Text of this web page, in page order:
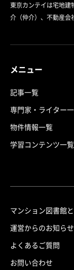
東京カンテイは宅地建
介（仲介）、不動産会
メニュー
記事一覧
専門家・ライター
物件情報一覧
学習コンテンツ一覧
マンション図書館
運営からのお知らせ
よくあるご質問
お問い合わせ